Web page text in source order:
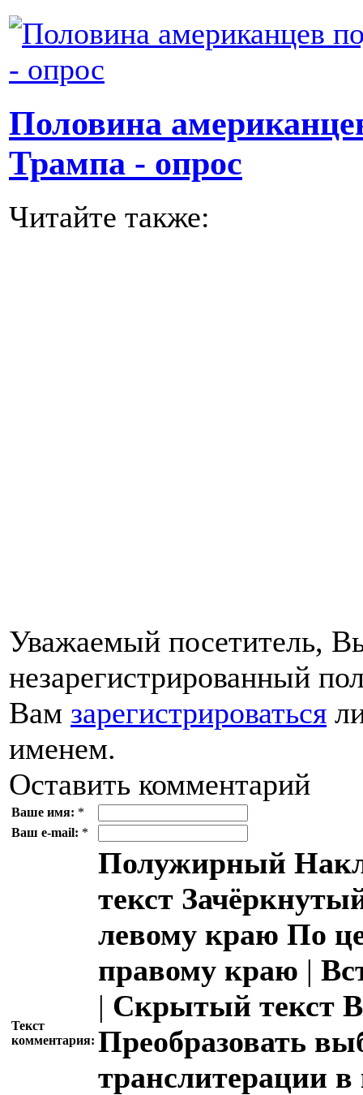
Половина
Трампа - опрос
Читайте также:
Уважаемый посетитель,
незарегистрированный
Вам зарегистрироваться
именем.
Оставить комментарий
Ваше имя: *
Ваш e-mail: *
Текст
комментария:
Полужирный
текст
левому краю По
правому краю |
| Скрытый текст
Преобразовать
транслитерации